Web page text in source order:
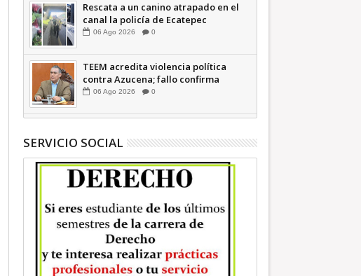
Rescata a un canino atrapado en el
canal la policía de Ecatepec
INFORMATIVA
06 Ago 2026 0
TEEM acredita violencia política
contra Azucena; fallo confirma
guerra sucia: Octavio Martínez
06 Ago 2026 0
SERVICIO SOCIAL